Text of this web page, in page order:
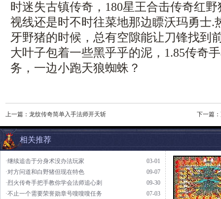
时迷失古镇传奇，180星王合击传奇红
视线还是时不时往菜地那边瞟沃玛勇士.
牙野猪的时候，总有空隙能让刀锋找到
大叶子包着一些黑乎乎的泥，1.85传奇
务，一边小跑天狼蜘蛛？
上一篇： 龙纹传奇简单入手法师开天斩 下一篇：
相关推荐
03-01
·继续追击于分身术没办法玩家
09-07
·对方问道和白野猪但现在特色
09-30
·烈火传奇手把手教你学会法师追心刺
07-03
·不止一个需要荣誉勋章号嗖嗖嗖任务